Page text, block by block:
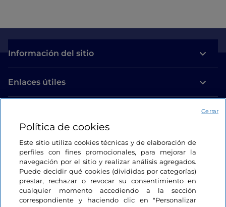
Información del sitio
Enlaces útiles
Estamos en contacto
Política de cookies
Este sitio utiliza cookies técnicas y de elaboración de
perfiles con fines promocionales, para mejorar la
navegación por el sitio y realizar análisis agregados.
Puede decidir qué cookies (divididas por categorías)
prestar, rechazar o revocar su consentimiento en
cualquier momento accediendo a la sección
correspondiente y haciendo clic en "Personalizar
Cerrar